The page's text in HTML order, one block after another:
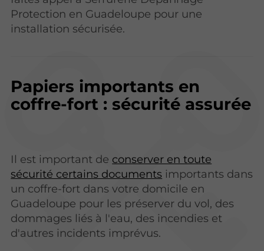
Protection en Guadeloupe pour une
installation sécurisée.
Papiers importants en
coffre-fort : sécurité assurée
Il est important de conserver en toute
sécurité certains documents importants dans
un coffre-fort dans votre domicile en
Guadeloupe pour les préserver du vol, des
dommages liés à l'eau, des incendies et
d'autres incidents imprévus.